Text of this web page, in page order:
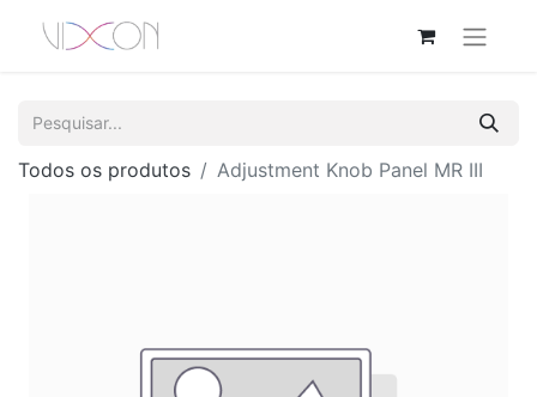
Todos os produtos Adjustment Knob Panel MR III